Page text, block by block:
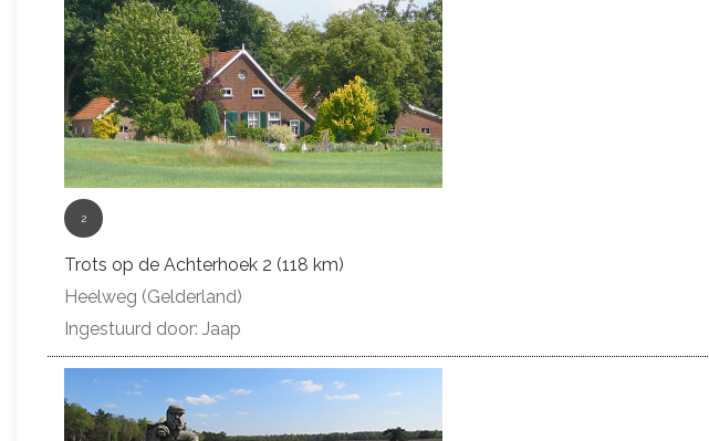
2
Trots op de Achterhoek 2 (118 km)
Heelweg (Gelderland)
Ingestuurd door: Jaap